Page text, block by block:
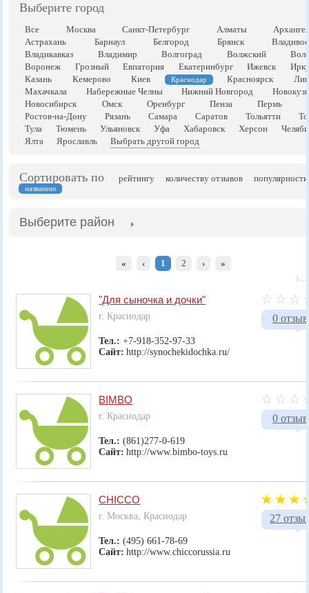
Выберите город
Все Москва Санкт-Петербург Алматы
Астрахань
Барнаул Белгород Брянск
Владикавказ
Владимир Волгоград Волжский
Воронеж
Грозный Евпатория Екатеринбург Ижевск
Казань
Кемерово Киев Краснодар Красноярск
Махачкала
Набережные Челны Нижний Новгород
Новосибирск
Омск Оренбург Пенза Пермь
Ростов-на-Дону
Рязань Самара Саратов Тольятти
Тула
Тюмень Ульяновск Уфа Хабаровск Херсон
Ялта
Ярославль Выбрать другой город
Сортировать по рейтингу количеству отзывов популярности
названию
Выберите район
« ‹ 1 2 › »
0
"Для сыночка и дочки"
г. Краснодар
Тел.:+7-918-352-97-33
Сайт: http://synochekidochka.ru/
0
BIMBO
г. Краснодар
Тел.:(861)277-0-619
Сайт: http://www.bimbo-toys.ru
27
CHICCO
г. Москва, Краснодар
Тел.:(495) 661-78-69
Сайт: http://www.chiccorussia.ru